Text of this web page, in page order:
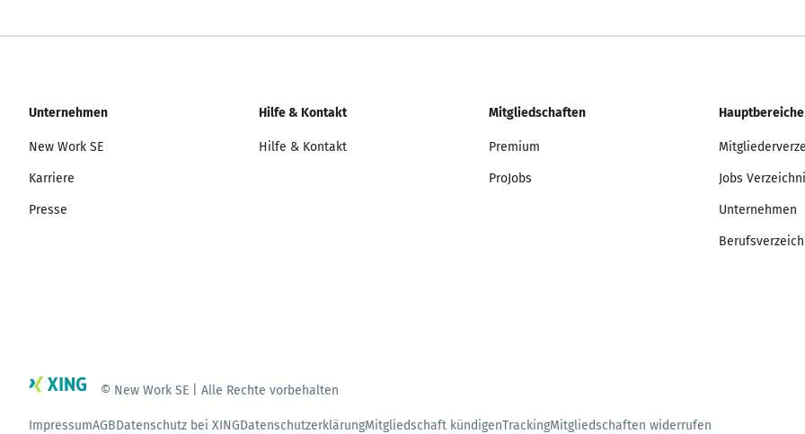
Unternehmen
New Work SE
Karriere
Presse
Hilfe & Kontakt
Hilfe & Kontakt
Mitgliedschaften
Premium
ProJobs
Hauptbereiche
Jobs
Unternehmen
© New Work SE | Alle Rechte vorbehalten
ImpressumAGBDatenschutz bei XINGDatenschutzerklärungMitgliedschaft kündigenTrackingMitgliedschaften widerrufen